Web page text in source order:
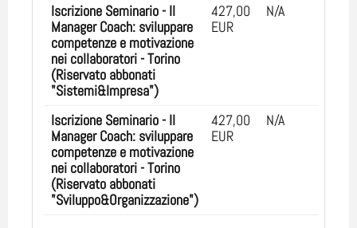
Iscrizione Seminario - Il
Manager Coach: sviluppare
competenze e motivazione
nei collaboratori - Torino
(Riservato abbonati
"Sistemi&Impresa")
427,00
EUR
N/A
Iscrizione Seminario - Il
Manager Coach: sviluppare
competenze e motivazione
nei collaboratori - Torino
(Riservato abbonati
"Sviluppo&Organizzazione")
427,00
EUR
N/A